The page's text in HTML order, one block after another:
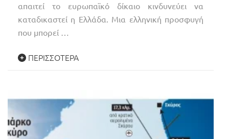
απαιτεί το ευρωπαϊκό δίκαιο κινδυνεύει να
καταδικαστεί η Ελλάδα. Μια ελληνική προσφυγή
που μπορεί …
ΠΕΡΙΣΣΌΤΕΡΑ